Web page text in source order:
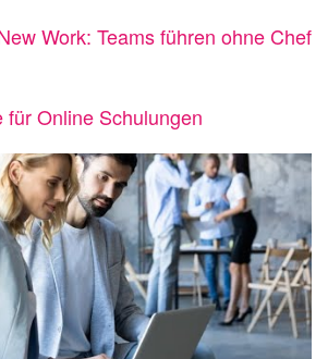
Work: Teams führen ohne Chef
für Online Schulungen